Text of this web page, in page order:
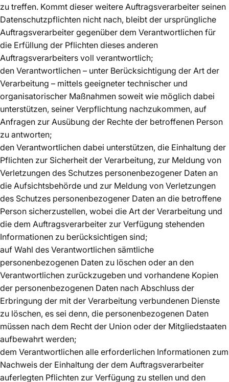
zu treffen. Kommt dieser weitere Auftragsverarbeiter seinen
Datenschutzpflichten nicht nach, bleibt der ursprüngliche
Auftragsverarbeiter gegenüber dem Verantwortlichen für
die Erfüllung der Pflichten dieses anderen
Auftragsverarbeiters voll verantwortlich;
den Verantwortlichen – unter Berücksichtigung der Art der
Verarbeitung – mittels geeigneter technischer und
organisatorischer Maßnahmen soweit wie möglich dabei
unterstützen, seiner Verpflichtung nachzukommen, auf
Anfragen zur Ausübung der Rechte der betroffenen Person
zu antworten;
den Verantwortlichen dabei unterstützen, die Einhaltung der
Pflichten zur Sicherheit der Verarbeitung, zur Meldung von
Verletzungen des Schutzes personenbezogener Daten an
die Aufsichtsbehörde und zur Meldung von Verletzungen
des Schutzes personenbezogener Daten an die betroffene
Person sicherzustellen, wobei die Art der Verarbeitung und
die dem Auftragsverarbeiter zur Verfügung stehenden
Informationen zu berücksichtigen sind;
auf Wahl des Verantwortlichen sämtliche
personenbezogenen Daten zu löschen oder an den
Verantwortlichen zurückzugeben und vorhandene Kopien
der personenbezogenen Daten nach Abschluss der
Erbringung der mit der Verarbeitung verbundenen Dienste
zu löschen, es sei denn, die personenbezogenen Daten
müssen nach dem Recht der Union oder der Mitgliedstaaten
aufbewahrt werden;
dem Verantwortlichen alle erforderlichen Informationen zum
Nachweis der Einhaltung der dem Auftragsverarbeiter
auferlegten Pflichten zur Verfügung zu stellen und den